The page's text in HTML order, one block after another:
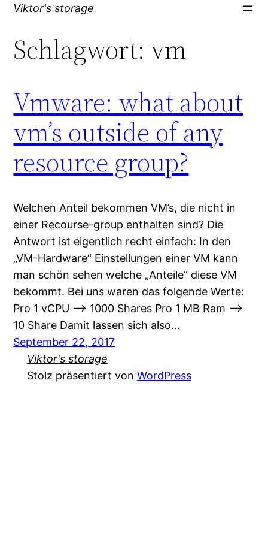
Direkt
Inhalt
wechseln
Viktor's storage
Schlagwort: vm
Vmware: what about
vm’s outside of any
resource group?
Welchen Anteil bekommen VM’s, die nicht in
einer Recourse-group enthalten sind? Die
Antwort ist eigentlich recht einfach: In den
„VM-Hardware“ Einstellungen einer VM kann
man schön sehen welche „Anteile“ diese VM
bekommt. Bei uns waren das folgende Werte:
Pro 1 vCPU –> 1000 Shares Pro 1 MB Ram –>
10 Share Damit lassen sich also…
September 22, 2017
Viktor's storage
Stolz präsentiert von WordPress